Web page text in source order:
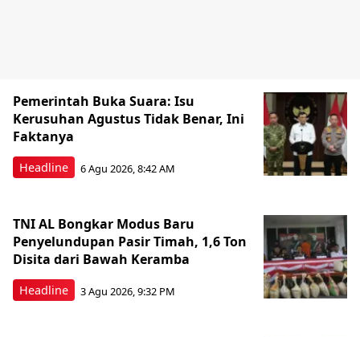
Headline
Pemerintah Buka Suara: Isu
Kerusuhan Agustus Tidak Benar, Ini
Faktanya
6 Agu 2026, 8:42 AM
Headline
TNI AL Bongkar Modus Baru
Penyelundupan Pasir Timah, 1,6 Ton
Disita dari Bawah Keramba
3 Agu 2026, 9:32 PM